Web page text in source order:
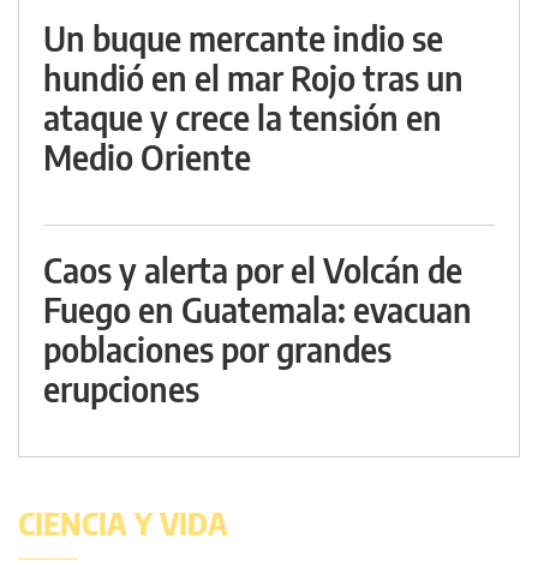
Un buque mercante indio se
hundió en el mar Rojo tras un
ataque y crece la tensión en
Medio Oriente
Caos y alerta por el Volcán de
Fuego en Guatemala: evacuan
poblaciones por grandes
erupciones
CIENCIA Y VIDA